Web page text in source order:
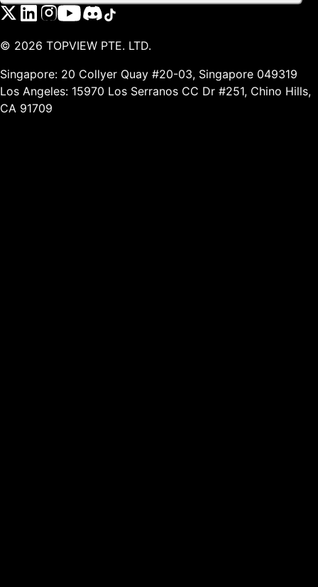
© 2026 TOPVIEW PTE. LTD.
Singapore: 20 Collyer Quay #20-03, Singapore 049319
Los Angeles: 15970 Los Serranos CC Dr #251, Chino Hills,
CA 91709